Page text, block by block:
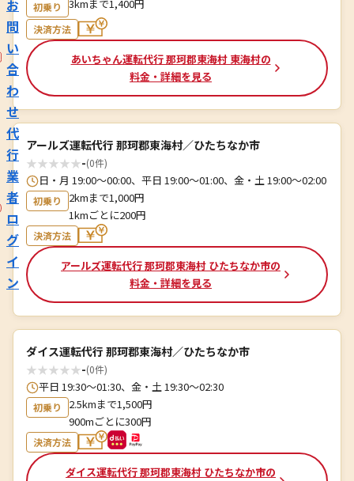
お
問
い
合
わ
せ
代
行
業
者
ロ
グ
イ
ン
初乗り 3kmまで1,400円
決済方法
あいちゃん運転代行 那珂郡東海村 東海村の
料金・詳細を見る
アールズ運転代行 那珂郡東海村／ひたちなか市
★★★★★-(0件)
日・月 19:00〜00:00、平日 19:00〜01:00、金・土 19:00〜02:00
初乗り
2kmまで1,000円
1kmごとに200円
決済方法
アールズ運転代行 那珂郡東海村 ひたちなか市の
料金・詳細を見る
ダイス運転代行 那珂郡東海村／ひたちなか市
★★★★★-(0件)
平日 19:30〜01:30、金・土 19:30〜02:30
初乗り
2.5kmまで1,500円
900mごとに300円
決済方法
ダイス運転代行 那珂郡東海村 ひたちなか市の